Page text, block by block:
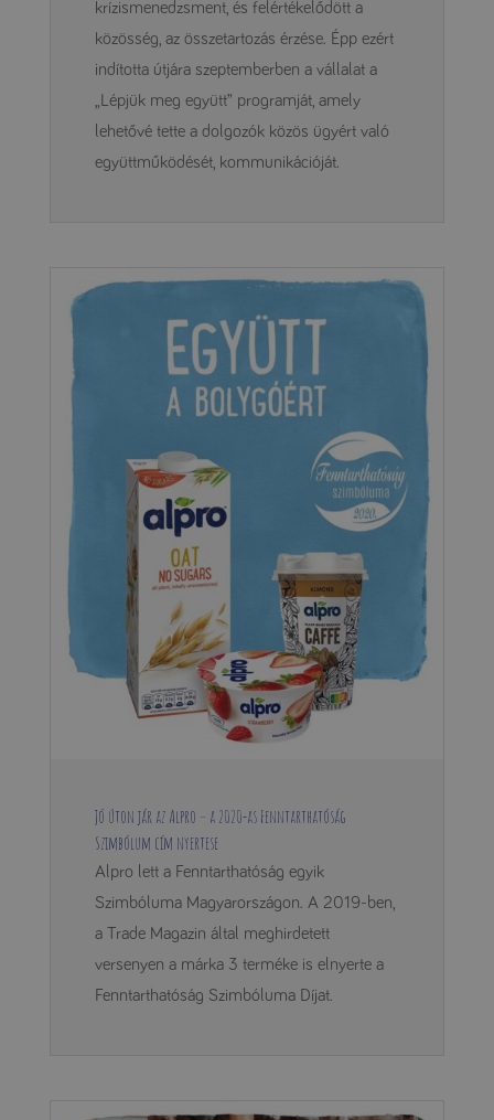
krízismenedzsment, és felértékelődött a
közösség, az összetartozás érzése. Épp ezért
indította útjára szeptemberben a vállalat a
„Lépjük meg együtt” programját, amely
lehetővé tette a dolgozók közös ügyért való
együttműködését, kommunikációját.
Jó úton jár az Alpro – a 2020-as Fenntarthatóság
Szimbólum cím nyertese
Alpro lett a Fenntarthatóság egyik
Szimbóluma Magyarországon. A 2019-ben,
a Trade Magazin által meghirdetett
versenyen a márka 3 terméke is elnyerte a
Fenntarthatóság Szimbóluma Díjat.